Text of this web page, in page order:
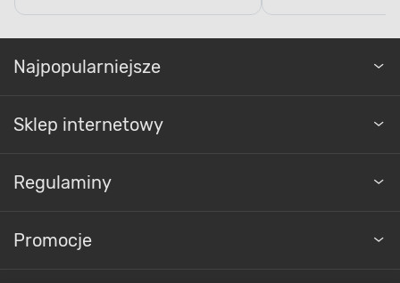
Najpopularniejsze
Sklep internetowy
Regulaminy
Promocje